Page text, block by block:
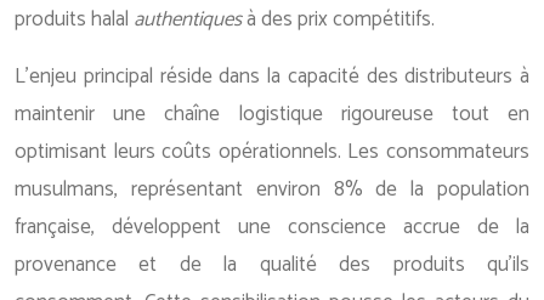
produits halal authentiquesà des prix compétitifs.
L’enjeu principal réside dans la capacité des distributeurs à
maintenir une chaîne logistique rigoureuse tout en
optimisant leurs coûts opérationnels. Les consommateurs
musulmans, représentant environ 8% de la population
française, développent une conscience accrue de la
provenance et de la qualité des produits qu’ils